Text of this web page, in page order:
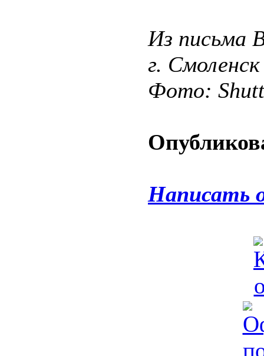
Из письма
г. Смоленск
Фото:
Написать